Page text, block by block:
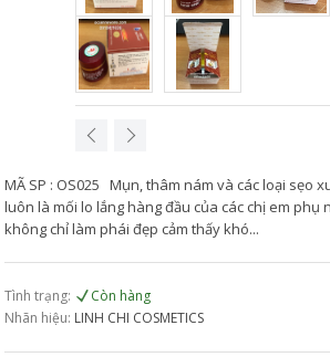
MÃ SP : OS025 Mụn, thâm nám và các loại sẹo
luôn là mối lo lắng hàng đầu của các chị em phụ
không chỉ làm phái đẹp cảm thấy khó...
Tình trạng:
Còn hàng
Nhãn hiệu: LINH CHI COSMETICS